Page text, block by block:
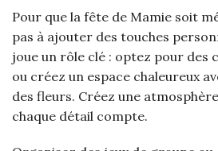
Pour que la fête de Mamie soit
pas à ajouter des touches
joue un rôle clé : optez pour des
ou créez un espace chaleureux
des fleurs. Créez une
chaque détail compte.